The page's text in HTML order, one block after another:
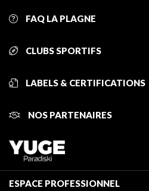
FAQ LA PLAGNE
CLUBS SPORTIFS
LABELS & CERTIFICATIONS
NOS PARTENAIRES
ESPACE PROFESSIONNEL